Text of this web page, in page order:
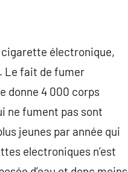
cigarette électronique,
Le fait de fumer
donne 4 000 corps
ne fument pas sont
jeunes par année qui
electroniques n’est